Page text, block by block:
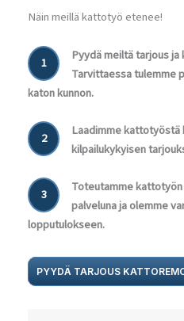
Näin meillä kattotyö etenee!
1
Pyydä meiltä tarjous
Tarvittaessa tulemme
katon kunnon.
2
Laadimme kattotyöstä
kilpailukykyisen
3
Toteutamme
palveluna ja olemme
lopputulokseen.
PYYDÄ TARJOUS